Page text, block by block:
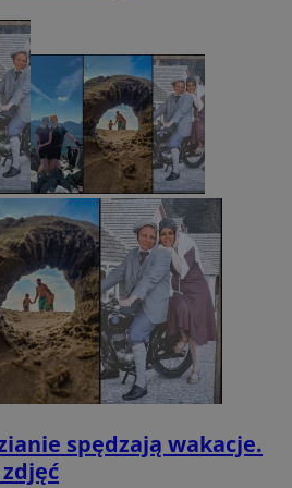
spędzają wakacje.